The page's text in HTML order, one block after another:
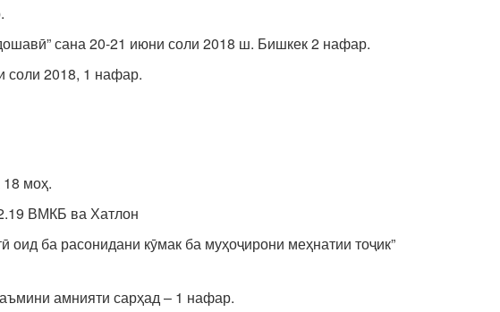
сана 20-21 июни соли 2018 ш. Бишкек 2 нафар.
соли 2018, 1 нафар.
моҳ.
ВМКБ ва Хатлон
ба расонидани кӯмак ба муҳоҷирони меҳнатии тоҷик”
амнияти сарҳад – 1 нафар.